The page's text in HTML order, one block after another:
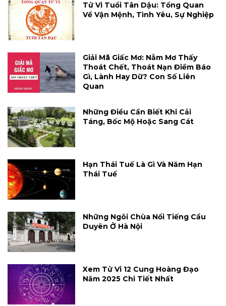
Tử Vi Tuổi Tân Dậu: Tổng Quan
Về Vận Mệnh, Tình Yêu, Sự Nghiệp
Giải Mã Giấc Mơ: Nằm Mơ Thấy
Thoát Chết, Thoát Nạn Điềm Báo
Gì, Lành Hay Dữ? Con Số Liên
Quan
Những Điều Cần Biết Khi Cải
Táng, Bốc Mộ Hoặc Sang Cát
Hạn Thái Tuế Là Gì Và Năm Hạn
Thái Tuế
Những Ngôi Chùa Nổi Tiếng Cầu
Duyên Ở Hà Nội
Xem Tử Vi 12 Cung Hoàng Đạo
Năm 2025 Chi Tiết Nhất